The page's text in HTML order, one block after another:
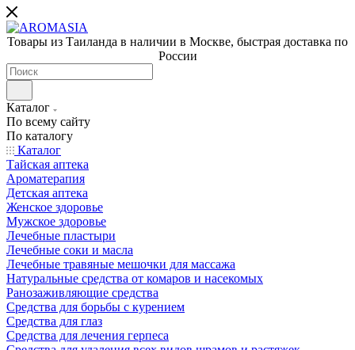
Товары из Таиланда в наличии в Москве, быстрая доставка по
России
Каталог
По всему сайту
По каталогу
Каталог
Тайская аптека
Ароматерапия
Детская аптека
Женское здоровье
Мужское здоровье
Лечебные пластыри
Лечебные соки и масла
Лечебные травяные мешочки для массажа
Натуральные средства от комаров и насекомых
Ранозаживляющие средства
Средства для борьбы с курением
Средства для глаз
Средства для лечения герпеса